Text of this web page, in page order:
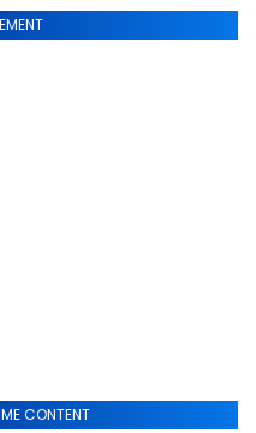
CONTENT